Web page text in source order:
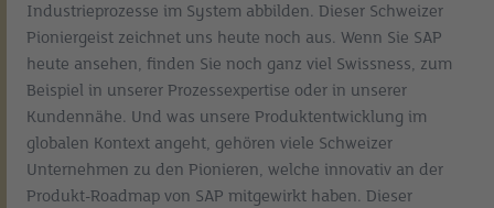
Industrieprozesse im System abbilden. Dieser Schweizer
Pioniergeist zeichnet uns heute noch aus. Wenn Sie SAP
heute ansehen, finden Sie noch ganz viel Swissness, zum
Beispiel in unserer Prozessexpertise oder in unserer
Kundennähe. Und was unsere Produktentwicklung im
globalen Kontext angeht, gehören viele Schweizer
Unternehmen zu den Pionieren, welche innovativ an der
Produkt-Roadmap von SAP mitgewirkt haben. Dieser